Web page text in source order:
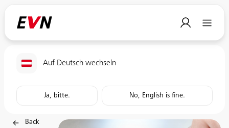
Auf Deutsch wechseln
Ja, bitte. No, English is fine.
Back